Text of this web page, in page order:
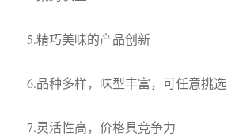
5.精巧美味的产品创新
6.品种多样，味型丰富，可任意挑选
7.灵活性高，价格具竞争力